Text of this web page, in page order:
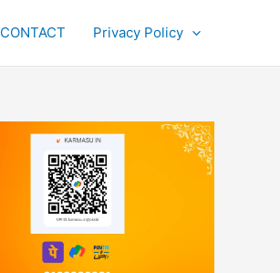
CONTACT Privacy Policy